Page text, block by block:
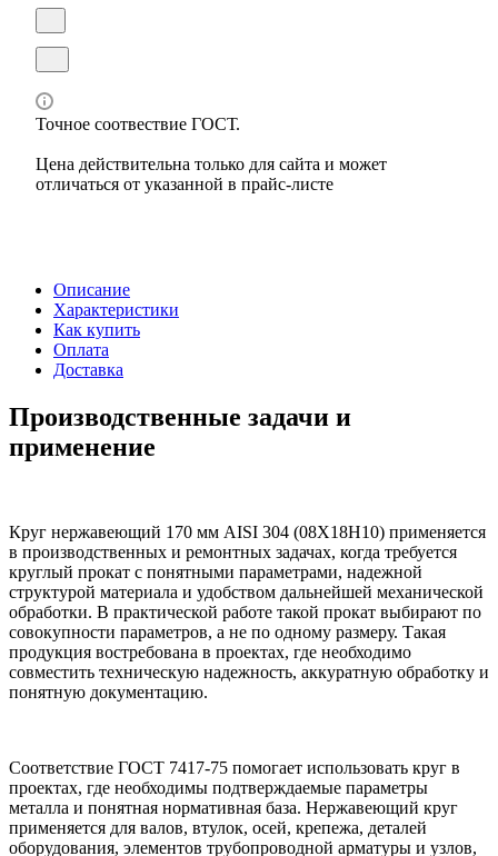
Точное соотвествие ГОСТ.
Цена действительна только для сайта и может
отличаться от указанной в прайс-листе
Описание
Характеристики
Как купить
Оплата
Доставка
Производственные задачи и
применение
Круг нержавеющий 170 мм AISI 304 (08Х18Н10) применяется
в производственных и ремонтных задачах, когда требуется
круглый прокат с понятными параметрами, надежной
структурой материала и удобством дальнейшей механической
обработки. В практической работе такой прокат выбирают по
совокупности параметров, а не по одному размеру. Такая
продукция востребована в проектах, где необходимо
совместить техническую надежность, аккуратную обработку и
понятную документацию.
Соответствие ГОСТ 7417-75 помогает использовать круг в
проектах, где необходимы подтверждаемые параметры
металла и понятная нормативная база. Нержавеющий круг
применяется для валов, втулок, осей, крепежа, деталей
оборудования, элементов трубопроводной арматуры и узлов,